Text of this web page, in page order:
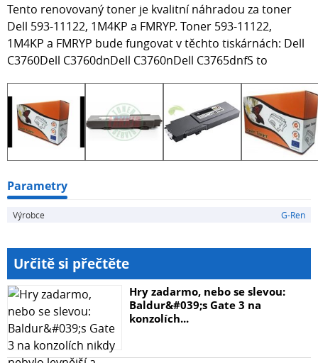
Tento renovovaný toner je kvalitní náhradou za toner
Dell 593-11122, 1M4KP a FMRYP. Toner 593-11122,
1M4KP a FMRYP bude fungovat v těchto tiskárnách: Dell
C3760Dell C3760dnDell C3760nDell C3765dnfS to
Parametry
Výrobce G-Ren
Určitě si přečtěte
Hry zadarmo, nebo se slevou:
Baldur&#039;s Gate 3 na
konzolích...